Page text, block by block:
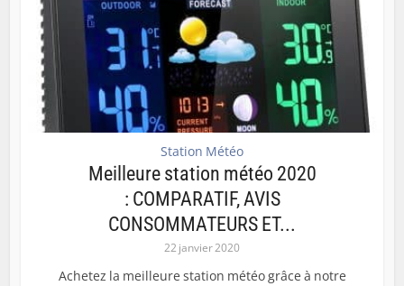
Station Météo
Meilleure station météo 2020
: COMPARATIF, AVIS
CONSOMMATEURS ET...
22 janvier 2020
Achetez la meilleure station météo grâce à notre